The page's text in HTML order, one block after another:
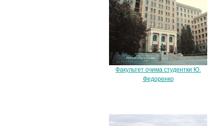
Факультет очима студентки Ю.
Федоренко